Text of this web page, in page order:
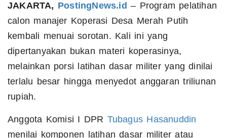
JAKARTA, PostingNews.id – Program pelatihan
calon manajer Koperasi Desa Merah Putih
kembali menuai sorotan. Kali ini yang
dipertanyakan bukan materi koperasinya,
melainkan porsi latihan dasar militer yang dinilai
terlalu besar hingga menyedot anggaran triliunan
rupiah.
Anggota Komisi I DPR Tubagus Hasanuddin
menilai komponen latihan dasar militer atau